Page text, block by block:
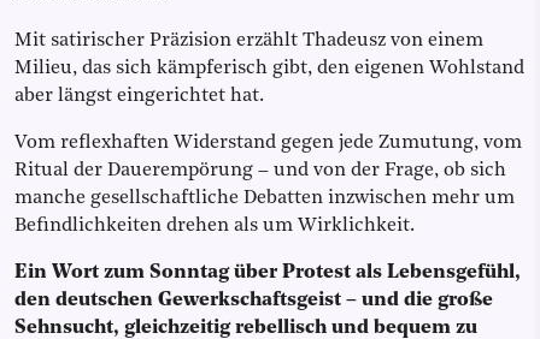
Mit satirischer Präzision erzählt Thadeusz von einem
Milieu, das sich kämpferisch gibt, den eigenen Wohlstand
aber längst eingerichtet hat.
Vom reflexhaften Widerstand gegen jede Zumutung, vom
Ritual der Dauerempörung – und von der Frage, ob sich
manche gesellschaftliche Debatten inzwischen mehr um
Befindlichkeiten drehen als um Wirklichkeit.
Ein Wort zum Sonntag über Protest als Lebensgefühl,
den deutschen Gewerkschaftsgeist – und die große
Sehnsucht, gleichzeitig rebellisch und bequem zu